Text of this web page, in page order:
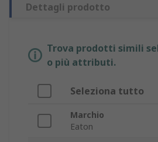
Dettagli prodotto
Trova prodotti simili
o più attributi.
Seleziona tutto
Marchio
Eaton